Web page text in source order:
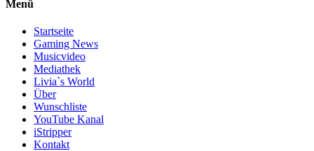
Menü
Startseite
Gaming News
Musicvideo
Mediathek
Livia`s World
Über
Wunschliste
YouTube Kanal
iStripper
Kontakt